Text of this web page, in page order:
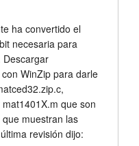
ha convertido el
necesaria para
Descargar
WinZip para darle
que son
muestran las
revisión dijo: